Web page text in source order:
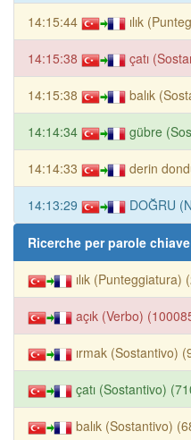
14:15:44 ılık
14:15:38 çatı
14:15:38 balık
14:14:34 gübre
14:14:33 derin
14:13:29 DOĞRU
Ricerche per parole chiave
ılık (Punteggiatura)
açık (Verbo)
ırmak (Sostantivo)
çatı (Sostantivo)
balık (Sostantivo)